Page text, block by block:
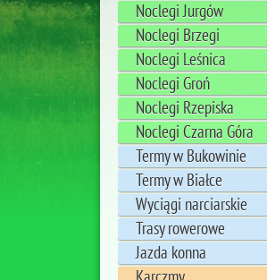
Noclegi Jurgów
Noclegi Brzegi
Noclegi Leśnica
Noclegi Groń
Noclegi Rzepiska
Noclegi Czarna Góra
Termy w Bukowinie
Termy w Białce
Wyciągi narciarskie
Trasy rowerowe
Jazda konna